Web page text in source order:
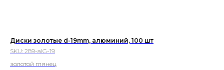
Диски золотые d-19mm, алюминий, 100 шт
SKU: 289-alG-19
золотой глянец